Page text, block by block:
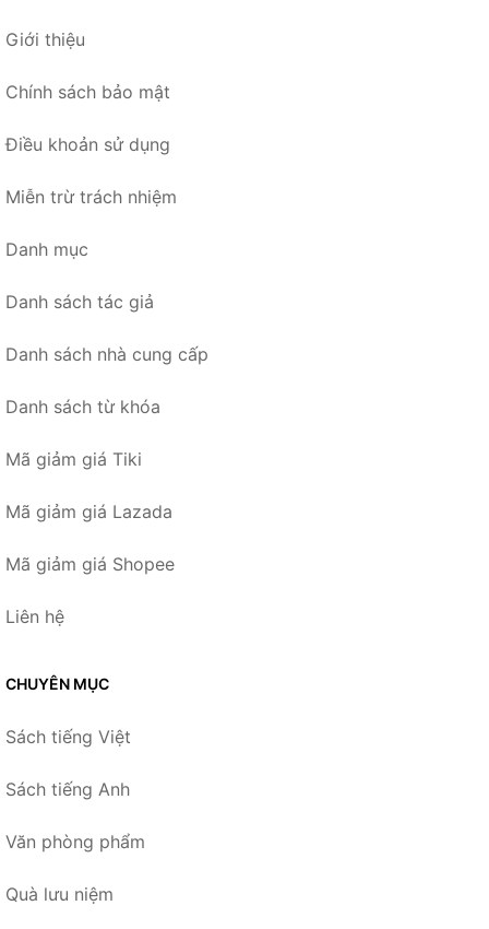
Giới thiệu
Chính sách bảo mật
Điều khoản sử dụng
Miễn trừ trách nhiệm
Danh mục
Danh sách tác giả
Danh sách nhà cung cấp
Danh sách từ khóa
Mã giảm giá Tiki
Mã giảm giá Lazada
Mã giảm giá Shopee
Liên hệ
CHUYÊN MỤC
Sách tiếng Việt
Sách tiếng Anh
Văn phòng phẩm
Quà lưu niệm